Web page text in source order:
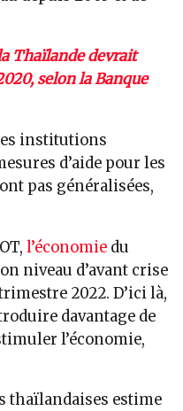
Thaïlande devrait
selon la Banque
institutions
d’aide pour les
pas généralisées,
l’économie du
niveau d’avant crise
2022. D’ici là,
davantage de
l’économie,
thaïlandaises estime